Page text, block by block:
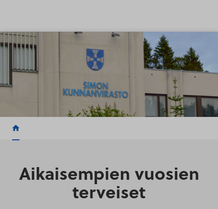
Siirry sisältöön
Aikaisempien vuosien
terveiset